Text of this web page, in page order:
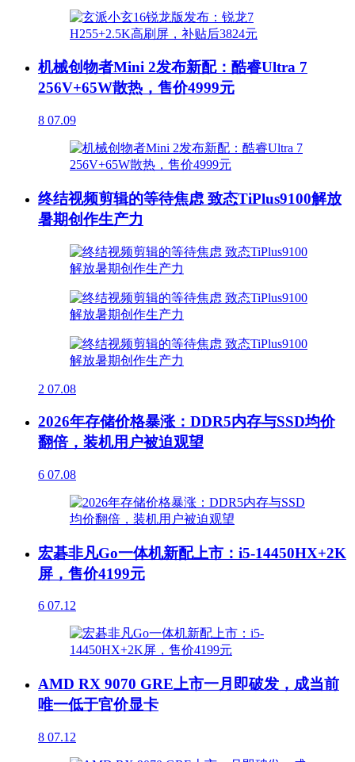
机械创物者Mini 2发布新配：酷睿Ultra 7
256V+65W散热，售价4999元
8 07.09
终结视频剪辑的等待焦虑 致态TiPlus9100解放
暑期创作生产力
2 07.08
2026年存储价格暴涨：DDR5内存与SSD均价
翻倍，装机用户被迫观望
6 07.08
宏碁非凡Go一体机新配上市：i5-14450HX+2K
屏，售价4199元
6 07.12
AMD RX 9070 GRE上市一月即破发，成当前
唯一低于官价显卡
8 07.12